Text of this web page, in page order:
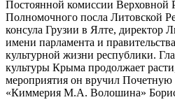
Постоянной комиссии Верховной
Полномочного посла Литовской
консула Грузии в Ялте, директор
имени парламента и
культурной жизни республики.
культуры Крыма продолжает
мероприятия он вручил Почетную
«Киммерия М.А. Волошина»